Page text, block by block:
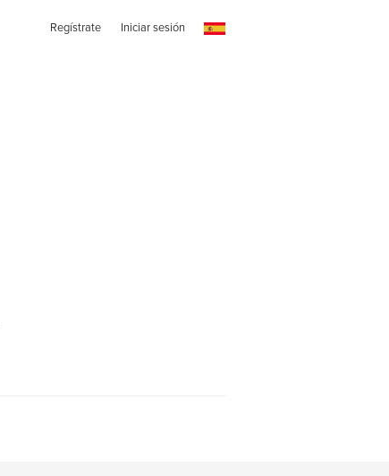
Regístrate Iniciar sesión